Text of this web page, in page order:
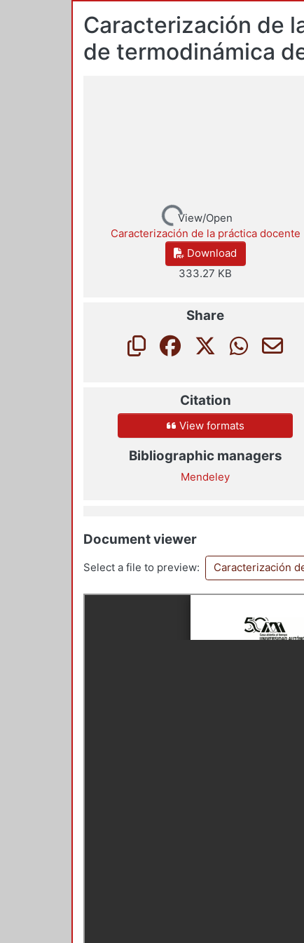
Caracterización de
de termodinámica
Loading...View/Open
Caracterización de la práctica docente
Download
333.27 KB
Share
Citation
View formats
Bibliographic managers
Mendeley
Document viewer
Select a file to preview: Caracterización